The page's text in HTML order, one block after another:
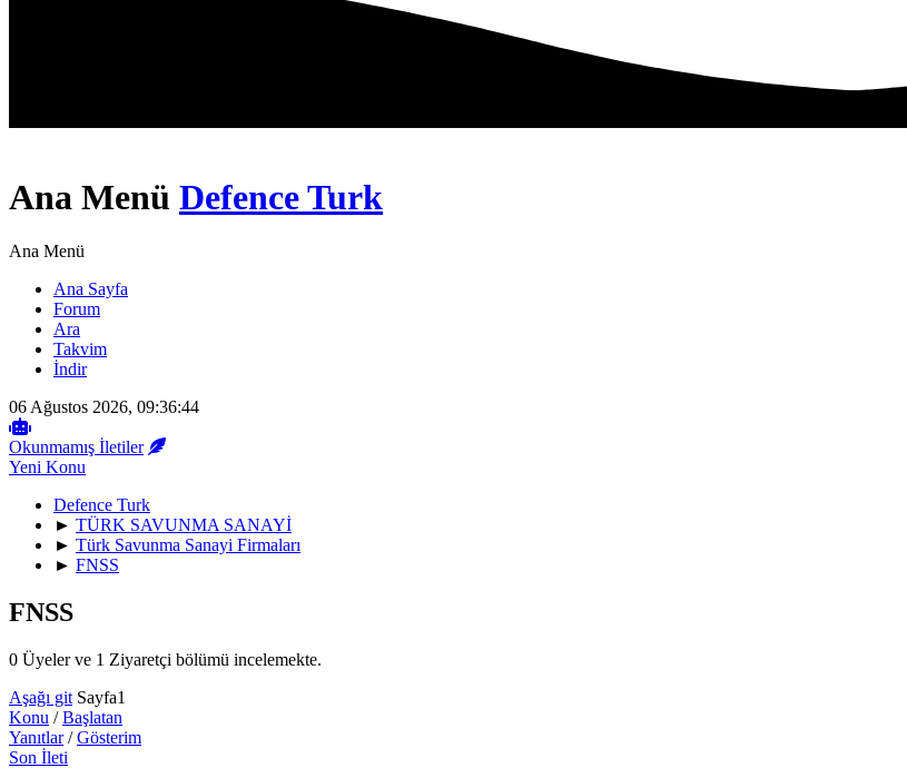
Ana Menü Defence Turk
Ana Menü
Ana Sayfa
Forum
Ara
Takvim
İndir
06 Ağustos 2026, 09:36:44
Okunmamış İletiler
Yeni Konu
Defence Turk
► TÜRK SAVUNMA SANAYİ
► Türk Savunma Sanayi Firmaları
► FNSS
FNSS
0 Üyeler ve 1 Ziyaretçi bölümü incelemekte.
Aşağı git Sayfa1
Konu /Başlatan
Yanıtlar/Gösterim
Son İleti